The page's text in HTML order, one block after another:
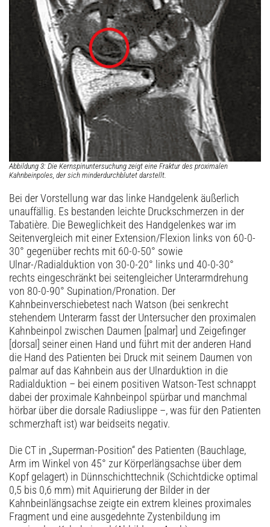
Abbildung 3: Die Kernspinuntersuchung zeigt eine Fraktur des proximalen
Kahnbeinpoles, der sich minderdurchblutet darstellt.
Bei der Vorstellung war das linke Handgelenk äußerlich
unauffällig. Es bestanden leichte Druckschmerzen in der
Tabatière. Die Beweglichkeit des Handgelenkes war im
Seitenvergleich mit einer Extension/Flexion links von 60-0-
30° gegenüber rechts mit 60-0-50° sowie
Ulnar-/Radialduktion von 30-0-20° links und 40-0-30°
rechts eingeschränkt bei seitengleicher Unterarmdrehung
von 80-0-90° Supination/Pronation. Der
Kahnbeinverschiebetest nach Watson (bei senkrecht
stehendem Unterarm fasst der Untersucher den proximalen
Kahnbeinpol zwischen Daumen [palmar] und Zeigefinger
[dorsal] seiner einen Hand und führt mit der anderen Hand
die Hand des Patienten bei Druck mit seinem Daumen von
palmar auf das Kahnbein aus der Ulnarduktion in die
Radialduktion – bei einem positiven Watson-Test schnappt
dabei der proximale Kahnbeinpol spürbar und manchmal
hörbar über die dorsale Radiuslippe –, was für den Patienten
schmerzhaft ist) war beidseits negativ.
Die CT in „Superman-Position“ des Patienten (Bauchlage,
Arm im Winkel von 45° zur Körperlängsachse über dem
Kopf gelagert) in Dünnschichttechnik (Schichtdicke optimal
0,5 bis 0,6 mm) mit Aquirierung der Bilder in der
Kahnbeinlängsachse zeigte ein extrem kleines proximales
Fragment und eine ausgedehnte Zystenbildung im